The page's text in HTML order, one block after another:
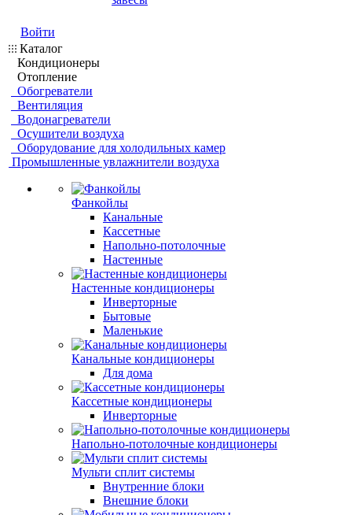
Войти
Каталог
Кондиционеры
Отопление
Обогреватели
Вентиляция
Водонагреватели
Осушители воздуха
Оборудование для холодильных камер
Промышленные увлажнители воздуха
Фанкойлы
Канальные
Кассетные
Напольно-потолочные
Настенные
Настенные кондиционеры
Инверторные
Бытовые
Маленькие
Канальные кондиционеры
Для дома
Кассетные кондиционеры
Инверторные
Напольно-потолочные кондиционеры
Мульти сплит системы
Внутренние блоки
Внешние блоки